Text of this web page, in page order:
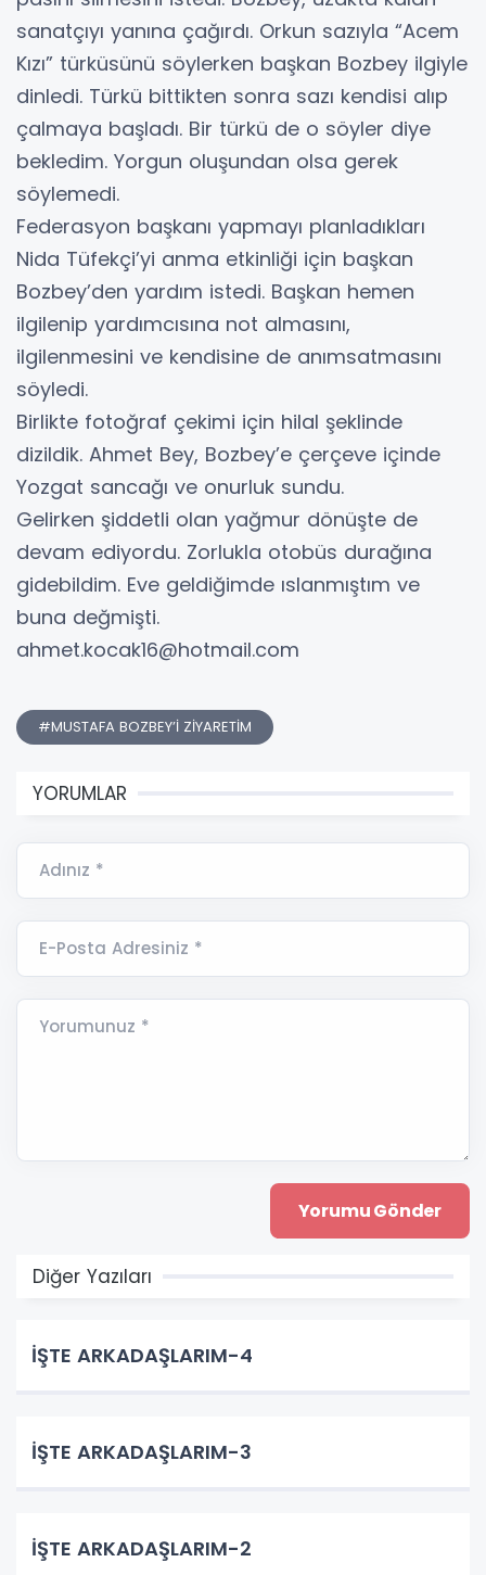
sanatçıyı yanına çağırdı. Orkun sazıyla “Acem
Kızı” türküsünü söylerken başkan Bozbey ilgiyle
dinledi. Türkü bittikten sonra sazı kendisi alıp
çalmaya başladı. Bir türkü de o söyler diye
bekledim. Yorgun oluşundan olsa gerek
söylemedi.
Federasyon başkanı yapmayı planladıkları
Nida Tüfekçi’yi anma etkinliği için başkan
Bozbey’den yardım istedi. Başkan hemen
ilgilenip yardımcısına not almasını,
ilgilenmesini ve kendisine de anımsatmasını
söyledi.
Birlikte fotoğraf çekimi için hilal şeklinde
dizildik. Ahmet Bey, Bozbey’e çerçeve içinde
Yozgat sancağı ve onurluk sundu.
Gelirken şiddetli olan yağmur dönüşte de
devam ediyordu. Zorlukla otobüs durağına
gidebildim. Eve geldiğimde ıslanmıştım ve
buna değmişti.
ahmet.kocak16@hotmail.com
#MUSTAFA BOZBEY’İ ZİYARETİM
YORUMLAR
Adınız *
E-Posta Adresiniz *
Yorumunuz *
Diğer Yazıları
İŞTE ARKADAŞLARIM-4
İŞTE ARKADAŞLARIM-3
İŞTE ARKADAŞLARIM-2